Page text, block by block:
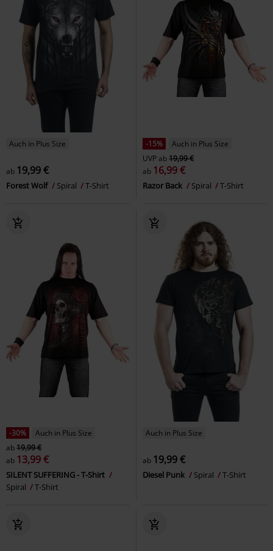
Auch in Plus Size
ab 19,99 €
Forest Wolf Spiral T-Shirt
-15%
Auch in Plus Size
UVPab19,99 €
ab 16,99 €
Razor Back Spiral T-Shirt
-30%
Auch in Plus Size
ab19,99 €
ab 13,99 €
SILENT SUFFERING - T-Shirt
Spiral
T-Shirt
Auch in Plus Size
ab 19,99 €
Diesel Punk Spiral T-Shirt